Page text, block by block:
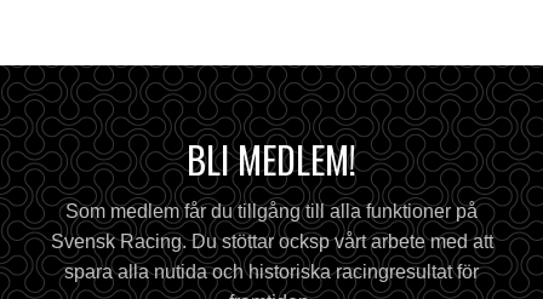
BLI MEDLEM!
Som medlem får du tillgång till alla funktioner på
Svensk Racing. Du stöttar ocksp vårt arbete med att
spara alla nutida och historiska racingresultat för